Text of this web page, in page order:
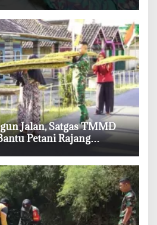
Jalan, Satgas TMMD
Petani Rajang